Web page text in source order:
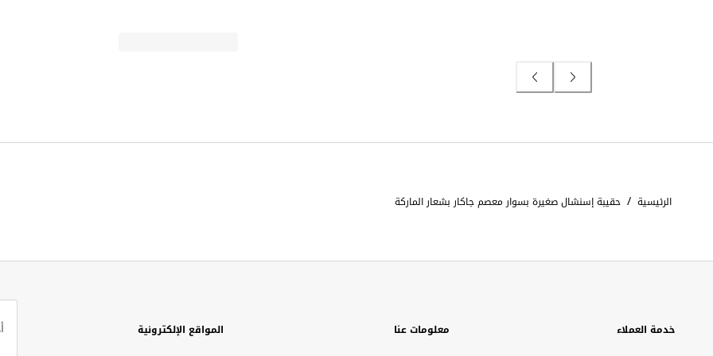
الرئيسية / حقيبة إسنشال صغيرة بسوار معصم جاكار بشعار الماركة
خدمة العملاء معلومات عنا المواقع الإلكترونية